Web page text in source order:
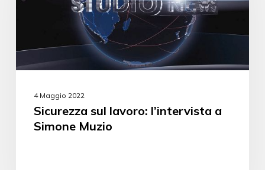
4 Maggio 2022
Sicurezza sul lavoro: l’intervista a
Simone Muzio